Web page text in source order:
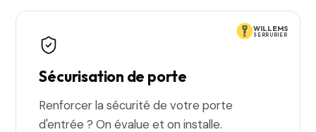
WILLEMS
SERRURIER
Sécurisation de porte
Renforcer la sécurité de votre porte
d'entrée ? On évalue et on installe.